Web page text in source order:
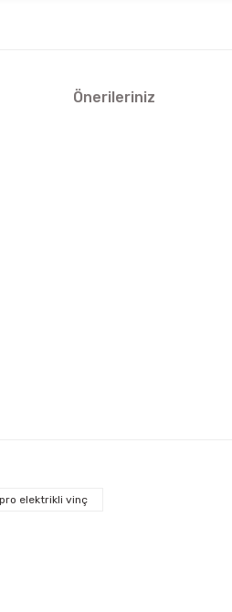
Önerileriniz
elektrikli vinç